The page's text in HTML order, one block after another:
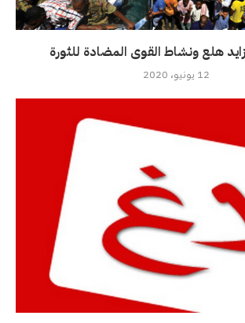
هلع ونشاط القوى المضادة للثورة
12 يونيو، 2020